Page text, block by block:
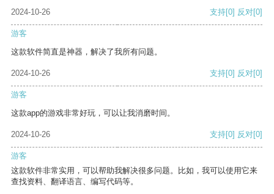
2024-10-26
支持[0] 反对[0]
游客
这款软件简直是神器，解决了我所有问题。
2024-10-26 支持[0] 反对[0]
游客
这款app的游戏非常好玩，可以让我消磨时间。
2024-10-26 支持[0] 反对[0]
游客
这款软件非常实用，可以帮助我解决很多问题。比如，我可以使用它来
查找资料、翻译语言、编写代码等。